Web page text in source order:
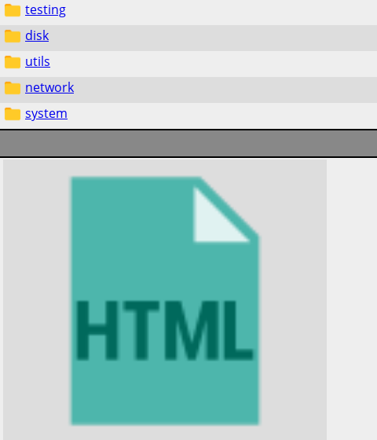
testing
disk
utils
network
system